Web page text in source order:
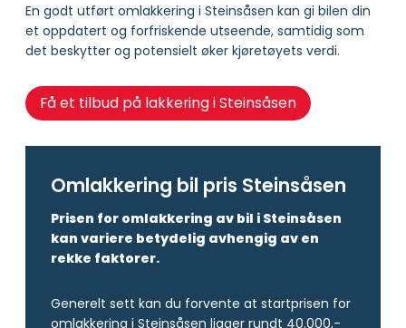
En godt utført omlakkering i Steinsåsen kan gi bilen din
et oppdatert og forfriskende utseende, samtidig som
det beskytter og potensielt øker kjøretøyets verdi.
Få et tilbud på lakkering i Steinsåsen
Omlakkering bil pris Steinsåsen
Prisen for omlakkering av bil i Steinsåsen
kan variere betydelig avhengig av en
rekke faktorer.
Generelt sett kan du forvente at startprisen for
omlakkering i Steinsåsen ligger rundt 40.000,-